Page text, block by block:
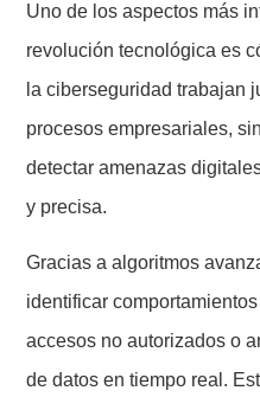
Uno de los aspectos más
revolución tecnológica es
la ciberseguridad trabajan
procesos empresariales,
detectar amenazas
y precisa.
Gracias a algoritmos
identificar
accesos no autorizados o
de datos en tiempo real.